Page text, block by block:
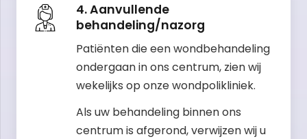
4. Aanvullende
behandeling/nazorg
Patiënten die een wondbehandeling
ondergaan in ons centrum, zien wij
wekelijks op onze wondpolikliniek.
Als uw behandeling binnen ons
centrum is afgerond, verwijzen wij u